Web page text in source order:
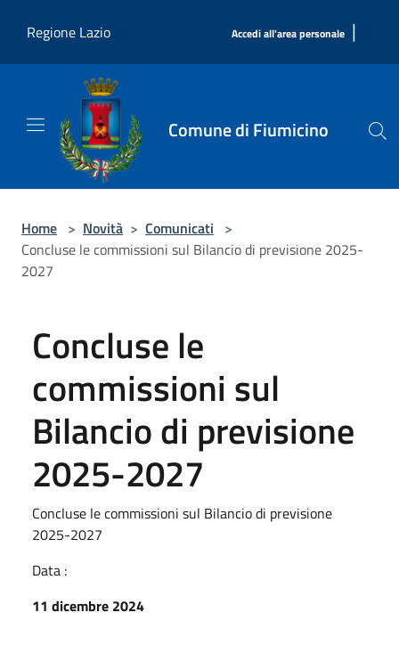
Regione Lazio
Accedi all'area personale |
Comune di Fiumicino
Home > Novità > Comunicati >
Concluse le commissioni sul Bilancio di previsione 2025-
2027
Concluse le
commissioni sul
Bilancio di previsione
2025-2027
Concluse le commissioni sul Bilancio di previsione
2025-2027
Data :
11 dicembre 2024